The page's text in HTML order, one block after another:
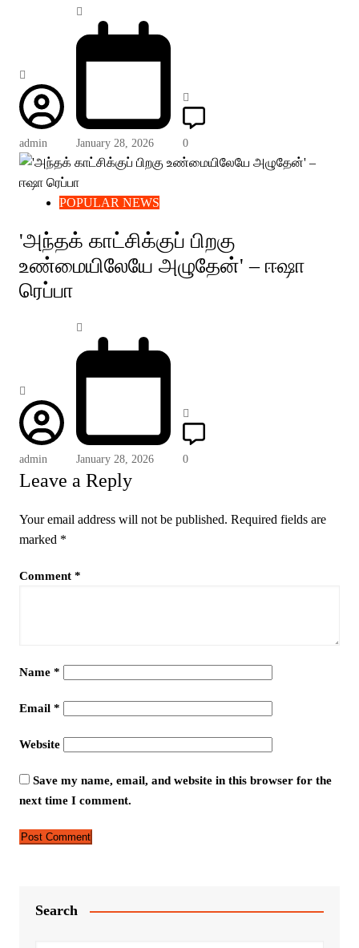
admin January 28, 2026 0
POPULAR NEWS
'அந்தக் காட்சிக்குப் பிறகு
உண்மையிலேயே அழுதேன்' – ஈஷா
ரெப்பா
admin January 28, 2026 0
Leave a Reply
Your email address will not be published. Required fields are
marked *
Comment *
Name *
Email *
Website
Save my name, email, and website in this browser for the
next time I comment.
Search